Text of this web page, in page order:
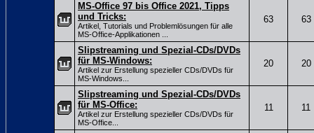
MS-Office 97 bis Office 2021, Tipps
und Tricks:
Artikel, Tutorials und Problemlösungen für alle
MS-Office-Applikationen ...
63 63
Slipstreaming und Spezial-CDs/DVDs
für MS-Windows:
Artikel zur Erstellung spezieller CDs/DVDs für
MS-Windows...
20 20
Slipstreaming und Spezial-CDs/DVDs
für MS-Office:
Artikel zur Erstellung spezieller CDs/DVDs für
MS-Office...
11 11